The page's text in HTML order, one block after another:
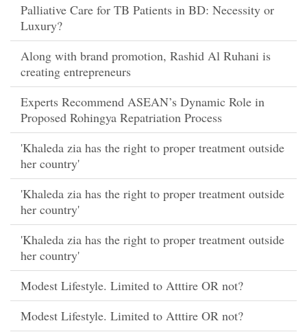
Palliative Care for TB Patients in BD: Necessity or
Luxury?
Along with brand promotion, Rashid Al Ruhani is
creating entrepreneurs
Experts Recommend ASEAN’s Dynamic Role in
Proposed Rohingya Repatriation Process
'Khaleda zia has the right to proper treatment outside
her country'
'Khaleda zia has the right to proper treatment outside
her country'
'Khaleda zia has the right to proper treatment outside
her country'
Modest Lifestyle. Limited to Atttire OR not?
Modest Lifestyle. Limited to Atttire OR not?